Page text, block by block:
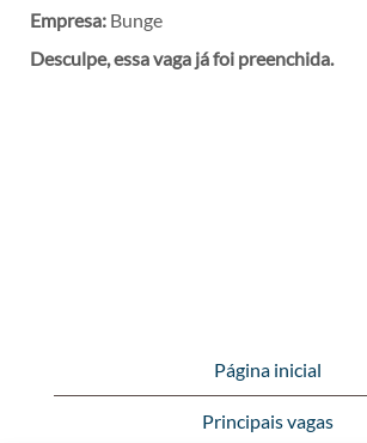
Empresa: Bunge
Desculpe, essa vaga já foi preenchida.
Página inicial
Principais vagas